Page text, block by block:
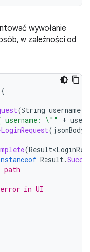
wywołanie
w zależności od
{
(String username
username: \"" +
( jsonBody
(
Result.
path
error in UI